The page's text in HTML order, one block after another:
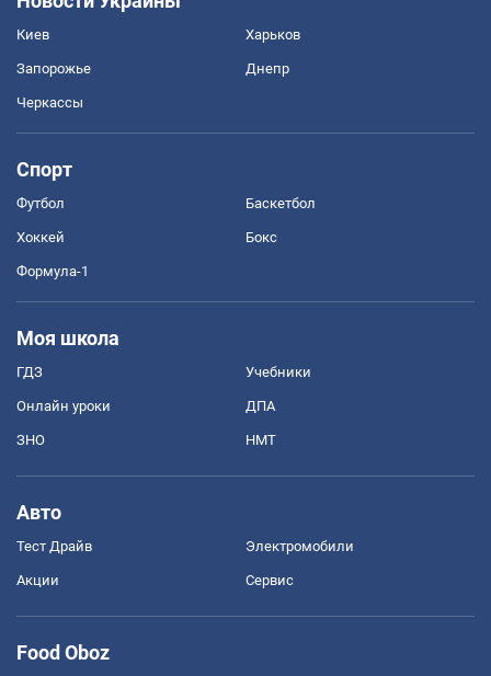
Киев Харьков
Запорожье Днепр
Черкассы
Спорт
Футбол Баскетбол
Хоккей Бокс
Формула-1
Моя школа
ГДЗ Учебники
Онлайн уроки ДПА
ЗНО НМТ
Авто
Тест Драйв Электромобили
Акции Сервис
Food Oboz